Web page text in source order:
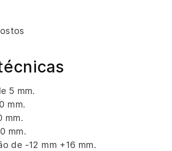
5 mm.
mm.
mm.
mm.
de -12 mm +16 mm.